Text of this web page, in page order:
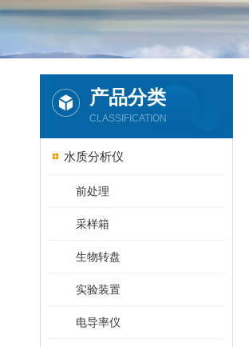
产品分类
CLASSIFICATION
水质分析仪
前处理
采样箱
生物转盘
实验装置
电导率仪